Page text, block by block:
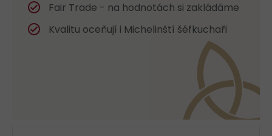
Fair Trade - na hodnotách si zakládáme
Kvalitu oceňují i Michelinští šéfkuchaři